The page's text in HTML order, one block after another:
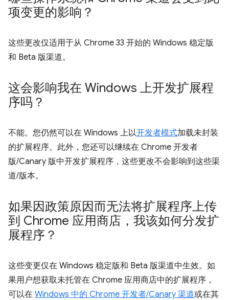
项变更的影响？
这些更改仅适用于从 Chrome 33 开始的 Windows 稳定版
和 Beta 版渠道。
这会影响我在 Windows 上开发扩展程
序吗？
不能。您仍然可以在 Windows 上以开发者模式加载未封装
的扩展程序。此外，您还可以继续在 Chrome 开发者
版/Canary 版中开发扩展程序，这些更改不会影响到这些渠
道/版本。
如果因政策原因而无法将扩展程序上传
到 Chrome 应用商店，我该如何分发扩
展程序？
这些变更仅在 Windows 稳定版和 Beta 版渠道中生效。如
果用户想获取未托管在 Chrome 应用商店中的扩展程序，
可以在 Windows 中的 Chrome 开发者/Canary 渠道或在其